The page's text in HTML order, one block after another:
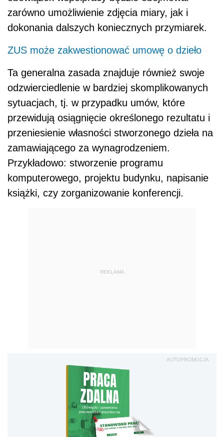
zarówno umożliwienie zdjęcia miary, jak i
dokonania dalszych koniecznych przymiarek.
ZUS może zakwestionować umowę o dzieło
Ta generalna zasada znajduje również swoje
odzwierciedlenie w bardziej skomplikowanych
sytuacjach, tj. w przypadku umów, które
przewidują osiągnięcie określonego rezultatu i
przeniesienie własności stworzonego dzieła na
zamawiającego za wynagrodzeniem.
Przykładowo: stworzenie programu
komputerowego, projektu budynku, napisanie
książki, czy zorganizowanie konferencji.
REKLAMA
AUTOPROMOCJA